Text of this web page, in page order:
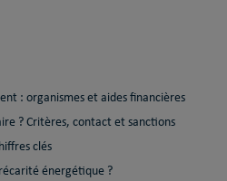
: organismes et aides financières
? Critères, contact et sanctions
clés
énergétique ?